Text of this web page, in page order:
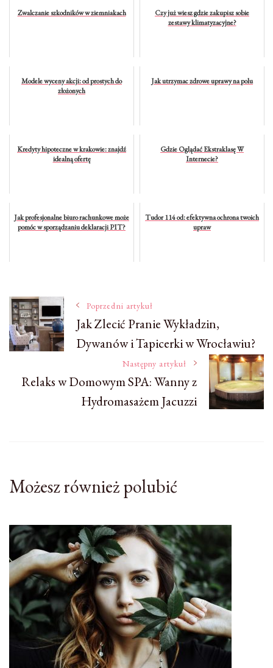
Zwalczanie szkodników w ziemniakach
Czy już wiesz gdzie zakupisz sobie
zestawy klimatyzacyjne?
Modele wyceny akcji: od prostych do
złożonych
Jak utrzymac zdrowe uprawy na polu
Kredyty hipoteczne w krakowie: znajdź
idealną ofertę
Gdzie Oglądać Ekstraklasę W
Internecie?
Jak profesjonalne biuro rachunkowe może
pomóc w sporządzaniu deklaracji PIT?
Tudor 114 od: efektywna ochrona twoich
upraw
Nawigacja
wpisu
Poprzedni artykuł
Jak Zlecić Pranie Wykładzin,
Dywanów i Tapicerki w Wrocławiu?
Następny artykuł
Relaks w Domowym SPA: Wanny z
Hydromasażem Jacuzzi
Możesz również polubić